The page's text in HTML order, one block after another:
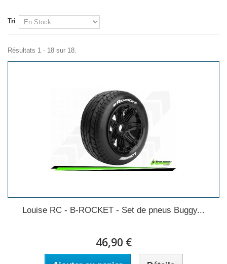
Tri
Résultats 1 - 18 sur 18.
Louise RC - B-ROCKET - Set de pneus Buggy...
46,90 €